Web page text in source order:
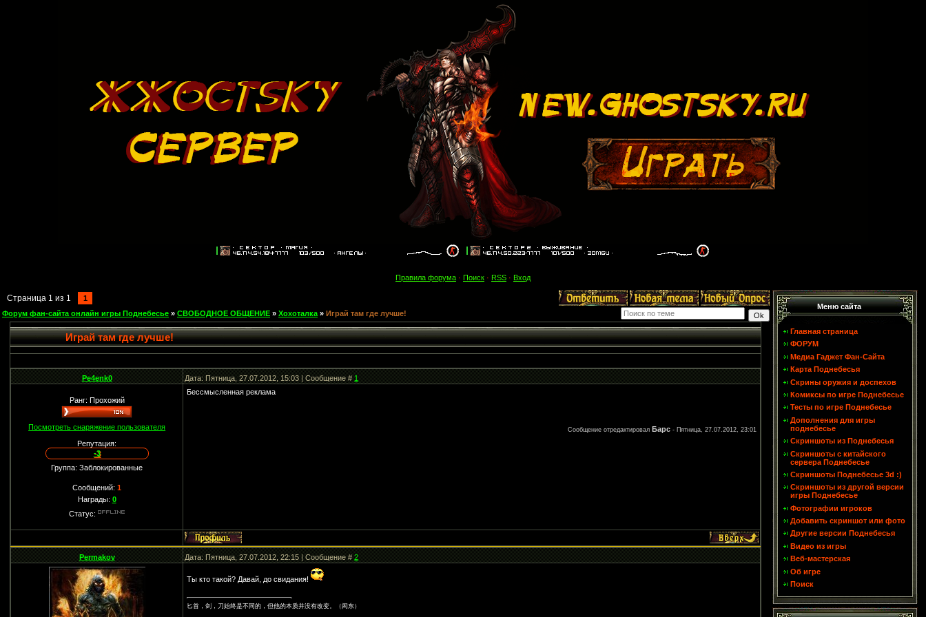
Правила форума · Поиск · RSS · Вход
Страница 1 из 1
1
Форум фан-сайта онлайн игры Поднебесье » СВОБОДНОЕ ОБЩЕНИЕ » Хохоталка » Играй там где лучше!
Играй там где лучше!
Pe4enk0 Дата: Пятница, 27.07.2012, 15:03 | Сообщение #1
Ранг: Прохожий
Посмотреть снаряжение пользователя
Репутация:
-3
Группа: Заблокированные
Сообщений:1
Награды: 0
Статус:
Бессмысленная реклама
Сообщение отредактировал Барс - Пятница, 27.07.2012, 23:01
Permakov Дата: Пятница, 27.07.2012, 22:15 | Сообщение #2
Ты кто такой? Давай, до свидания!
匕首，剑，刀始终是不同的，但他的本质并没有改变。（闳东）
Меню сайта
Главная страница
ФОРУМ
Медиа Гаджет Фан-Сайта
Карта Поднебесья
Скрины оружия и доспехов
Комиксы по игре Поднебесье
Тесты по игре Поднебесье
Дополнения для игры
поднебесье
Скриншоты из Поднебесья
Скриншоты с китайского
сервера Поднебесье
Скриншоты Поднебесье 3d :)
Скриншоты из другой версии
игры Поднебесье
Фотографии игроков
Добавить скриншот или фото
Другие версии Поднебесья
Видео из игры
Веб-мастерская
Об игре
Поиск